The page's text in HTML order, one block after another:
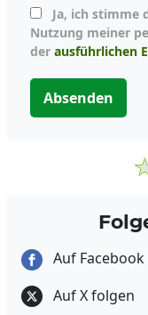
Nutzung meiner
der ausführlichen
Absenden
Auf
Auf X folgen